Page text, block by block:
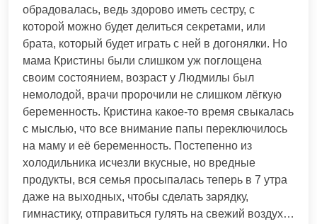
обрадовалась, ведь здорово иметь сестру, с
которой можно будет делиться секретами, или
брата, который будет играть с ней в догонялки. Но
мама Кристины были слишком уж поглощена
своим состоянием, возраст у Людмилы был
немолодой, врачи пророчили не слишком лёгкую
беременность. Кристина какое-то время свыкалась
с мыслью, что все внимание папы переключилось
на маму и её беременность. Постепенно из
холодильника исчезли вкусные, но вредные
продукты, вся семья просыпалась теперь в 7 утра
даже на выходных, чтобы сделать зарядку,
гимнастику, отправиться гулять на свежий воздух…